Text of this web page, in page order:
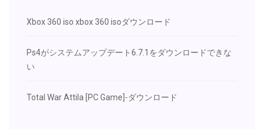
Xbox 360 iso xbox 360 isoダウンロード
Ps4がシステムアップデート6.7.1をダウンロードできな
い
Total War Attila [PC Game]-ダウンロード